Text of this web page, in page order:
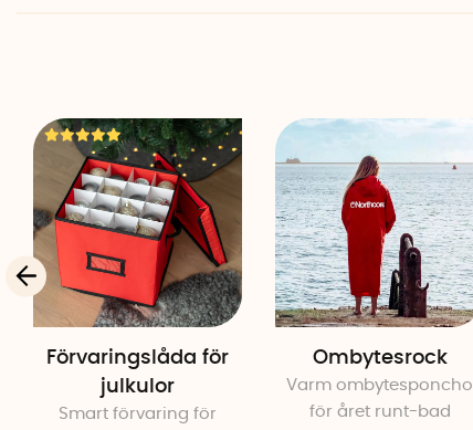
Förvaringslåda för
julkulor
Smart förvaring för
Ombytesrock
Varm ombytesponcho
för året runt-bad